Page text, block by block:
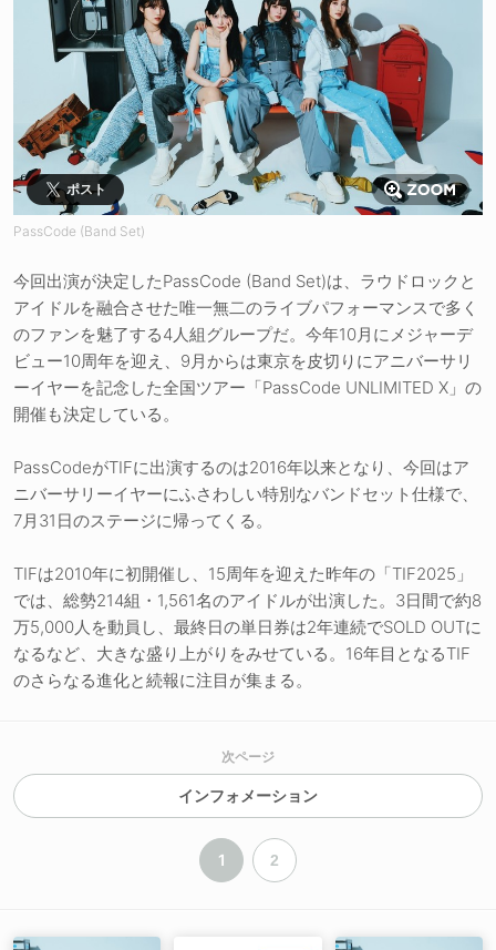
ポスト
PassCode (Band Set)
今回出演が決定したPassCode (Band Set)は、ラウドロックと
アイドルを融合させた唯一無二のライブパフォーマンスで多く
のファンを魅了する4人組グループだ。今年10月にメジャーデ
ビュー10周年を迎え、9月からは東京を皮切りにアニバーサリ
ーイヤーを記念した全国ツアー「PassCode UNLIMITED X」の
開催も決定している。
PassCodeがTIFに出演するのは2016年以来となり、今回はア
ニバーサリーイヤーにふさわしい特別なバンドセット仕様で、
7月31日のステージに帰ってくる。
TIFは2010年に初開催し、15周年を迎えた昨年の「TIF2025」
では、総勢214組・1,561名のアイドルが出演した。3日間で約8
万5,000人を動員し、最終日の単日券は2年連続でSOLD OUTに
なるなど、大きな盛り上がりをみせている。16年目となるTIF
のさらなる進化と続報に注目が集まる。
次ページ
インフォメーション
1 2